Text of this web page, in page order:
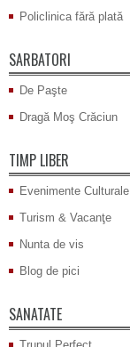
Policlinica fără plată
SARBATORI
De Paşte
Dragă Moş Crăciun
TIMP LIBER
Evenimente Culturale
Turism & Vacanţe
Nunta de vis
Blog de pici
SANATATE